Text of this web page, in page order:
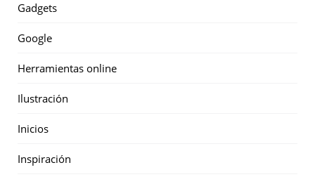
Gadgets
Google
Herramientas online
Ilustración
Inicios
Inspiración